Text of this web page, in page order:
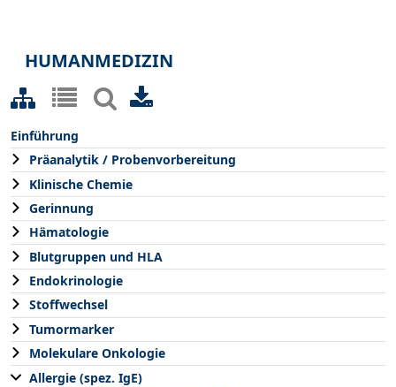
HUMANMEDIZIN
Einführung
Präanalytik / Probenvorbereitung
Klinische Chemie
Gerinnung
Hämatologie
Blutgruppen und HLA
Endokrinologie
Stoffwechsel
Tumormarker
Molekulare Onkologie
Allergie (spez. IgE)